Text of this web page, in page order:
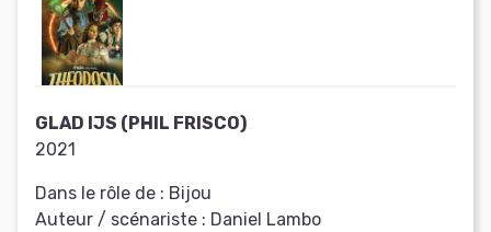
GLAD IJS (PHIL FRISCO)
2021
Dans le rôle de : Bijou
Auteur / scénariste : Daniel Lambo